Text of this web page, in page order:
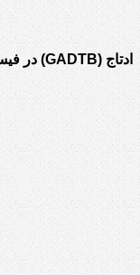
ادتاج (GADTB) در فیسبوک